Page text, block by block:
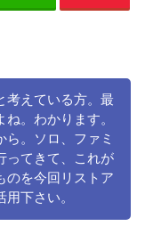
考えている方。最
。わかります。
。ソロ、ファミ
ってきて、これが
のを今回リストア
下さい。